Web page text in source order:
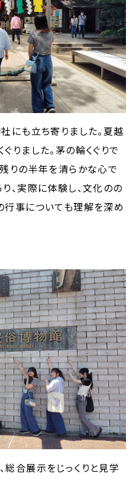
にも立ち寄りました。夏越
りました。茅の輪くぐりで
りの半年を清らかな心で
、実際に体験し、文化のの
事についても理解を深め
合展示をじっくりと見学